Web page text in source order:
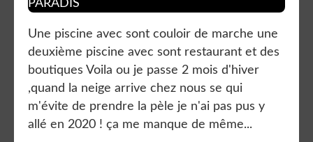
Une piscine avec sont couloir de marche une
deuxième piscine avec sont restaurant et des
boutiques Voila ou je passe 2 mois d'hiver
,quand la neige arrive chez nous se qui
m'évite de prendre la pèle je n'ai pas pus y
allé en 2020 ! ça me manque de même...